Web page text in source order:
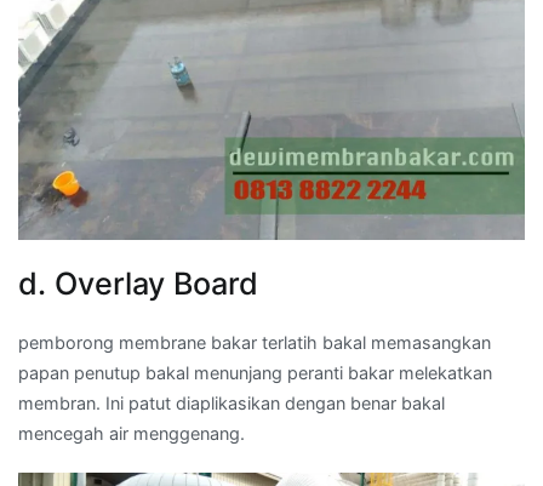
d. Overlay Board
pemborong membrane bakar terlatih bakal memasangkan
papan penutup bakal menunjang peranti bakar melekatkan
membran. Ini patut diaplikasikan dengan benar bakal
mencegah air menggenang.